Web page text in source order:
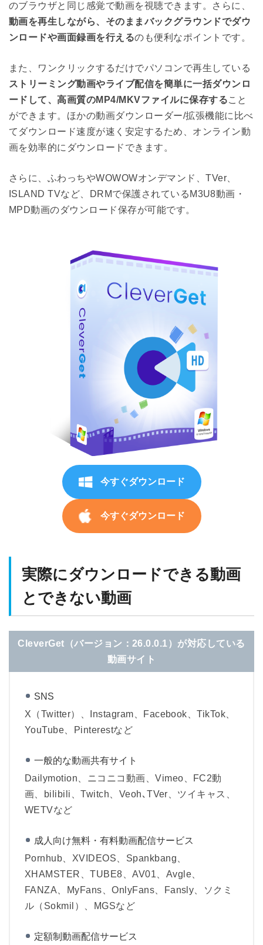
のブラウザと同じ感覚で動画を視聴できます。さらに、
動画を再生しながら、そのままバックグラウンドでダウ
ンロードや画面録画を行えるのも便利なポイントです。
また、ワンクリックするだけでパソコンで再生している
ストリーミング動画やライブ配信を簡単に一括ダウンロ
ードして、高画質のMP4/MKVファイルに保存すること
ができます。ほかの動画ダウンローダー/拡張機能に比べ
てダウンロード速度が速く安定するため、オンライン動
画を効率的にダウンロードできます。
さらに、ふわっちやWOWOWオンデマンド、TVer、
ISLAND TVなど、DRMで保護されているM3U8動画・
MPD動画のダウンロード保存が可能です。
今すぐダウンロード
今すぐダウンロード
実際にダウンロードできる動画
とできない動画
CleverGet（バージョン：26.0.0.1）が対応している
動画サイト
SNS
X（Twitter）、Instagram、Facebook、TikTok、
YouTube、Pinterestなど
一般的な動画共有サイト
Dailymotion、ニコニコ動画、Vimeo、FC2動
画、bilibili、Twitch、Veoh､TVer、ツイキャス、
WETVなど
成人向け無料・有料動画配信サービス
Pornhub、XVIDEOS、Spankbang、
XHAMSTER、TUBE8、AV01、Avgle、
FANZA、MyFans、OnlyFans、Fansly、ソクミ
ル（Sokmil）、MGSなど
定額制動画配信サービス